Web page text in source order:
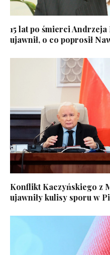
15 lat po śmierci
ujawnił, o co poprosił
Konflikt Kaczyńskiego z
ujawniły kulisy sporu w